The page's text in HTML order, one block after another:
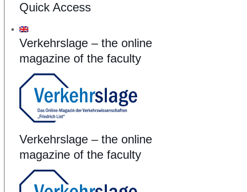
Quick Access
Verkehrslage – the online
magazine of the faculty
Verkehrslage – the online
magazine of the faculty